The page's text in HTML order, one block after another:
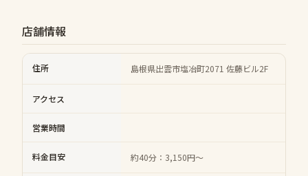
店舗情報
住所 島根県出雲市塩冶町2071 佐藤ビル2F
アクセス
営業時間
料金目安 約40分：3,150円～